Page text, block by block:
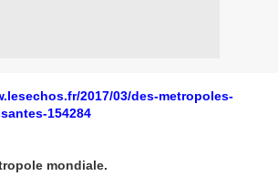
2017/03/des-metropoles-
154284
mondiale.